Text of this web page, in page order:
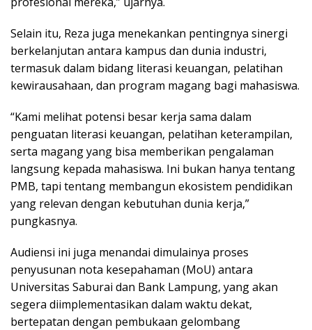
Selain itu, Reza juga menekankan pentingnya sinergi
berkelanjutan antara kampus dan dunia industri,
termasuk dalam bidang literasi keuangan, pelatihan
kewirausahaan, dan program magang bagi mahasiswa.
“Kami melihat potensi besar kerja sama dalam
penguatan literasi keuangan, pelatihan keterampilan,
serta magang yang bisa memberikan pengalaman
langsung kepada mahasiswa. Ini bukan hanya tentang
PMB, tapi tentang membangun ekosistem pendidikan
yang relevan dengan kebutuhan dunia kerja,”
pungkasnya.
Audiensi ini juga menandai dimulainya proses
penyusunan nota kesepahaman (MoU) antara
Universitas Saburai dan Bank Lampung, yang akan
segera diimplementasikan dalam waktu dekat,
bertepatan dengan pembukaan gelombang